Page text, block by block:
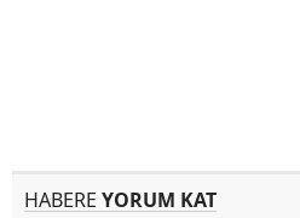
HABERE YORUM KAT